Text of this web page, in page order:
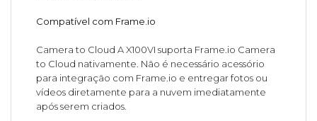
Compatível com Frame.io
Camera to Cloud A X100VI suporta Frame.io Camera
to Cloud nativamente. Não é necessário acessório
para integração com Frame.io e entregar fotos ou
vídeos diretamente para a nuvem imediatamente
após serem criados.